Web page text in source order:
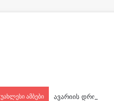
უახლესი ამბები